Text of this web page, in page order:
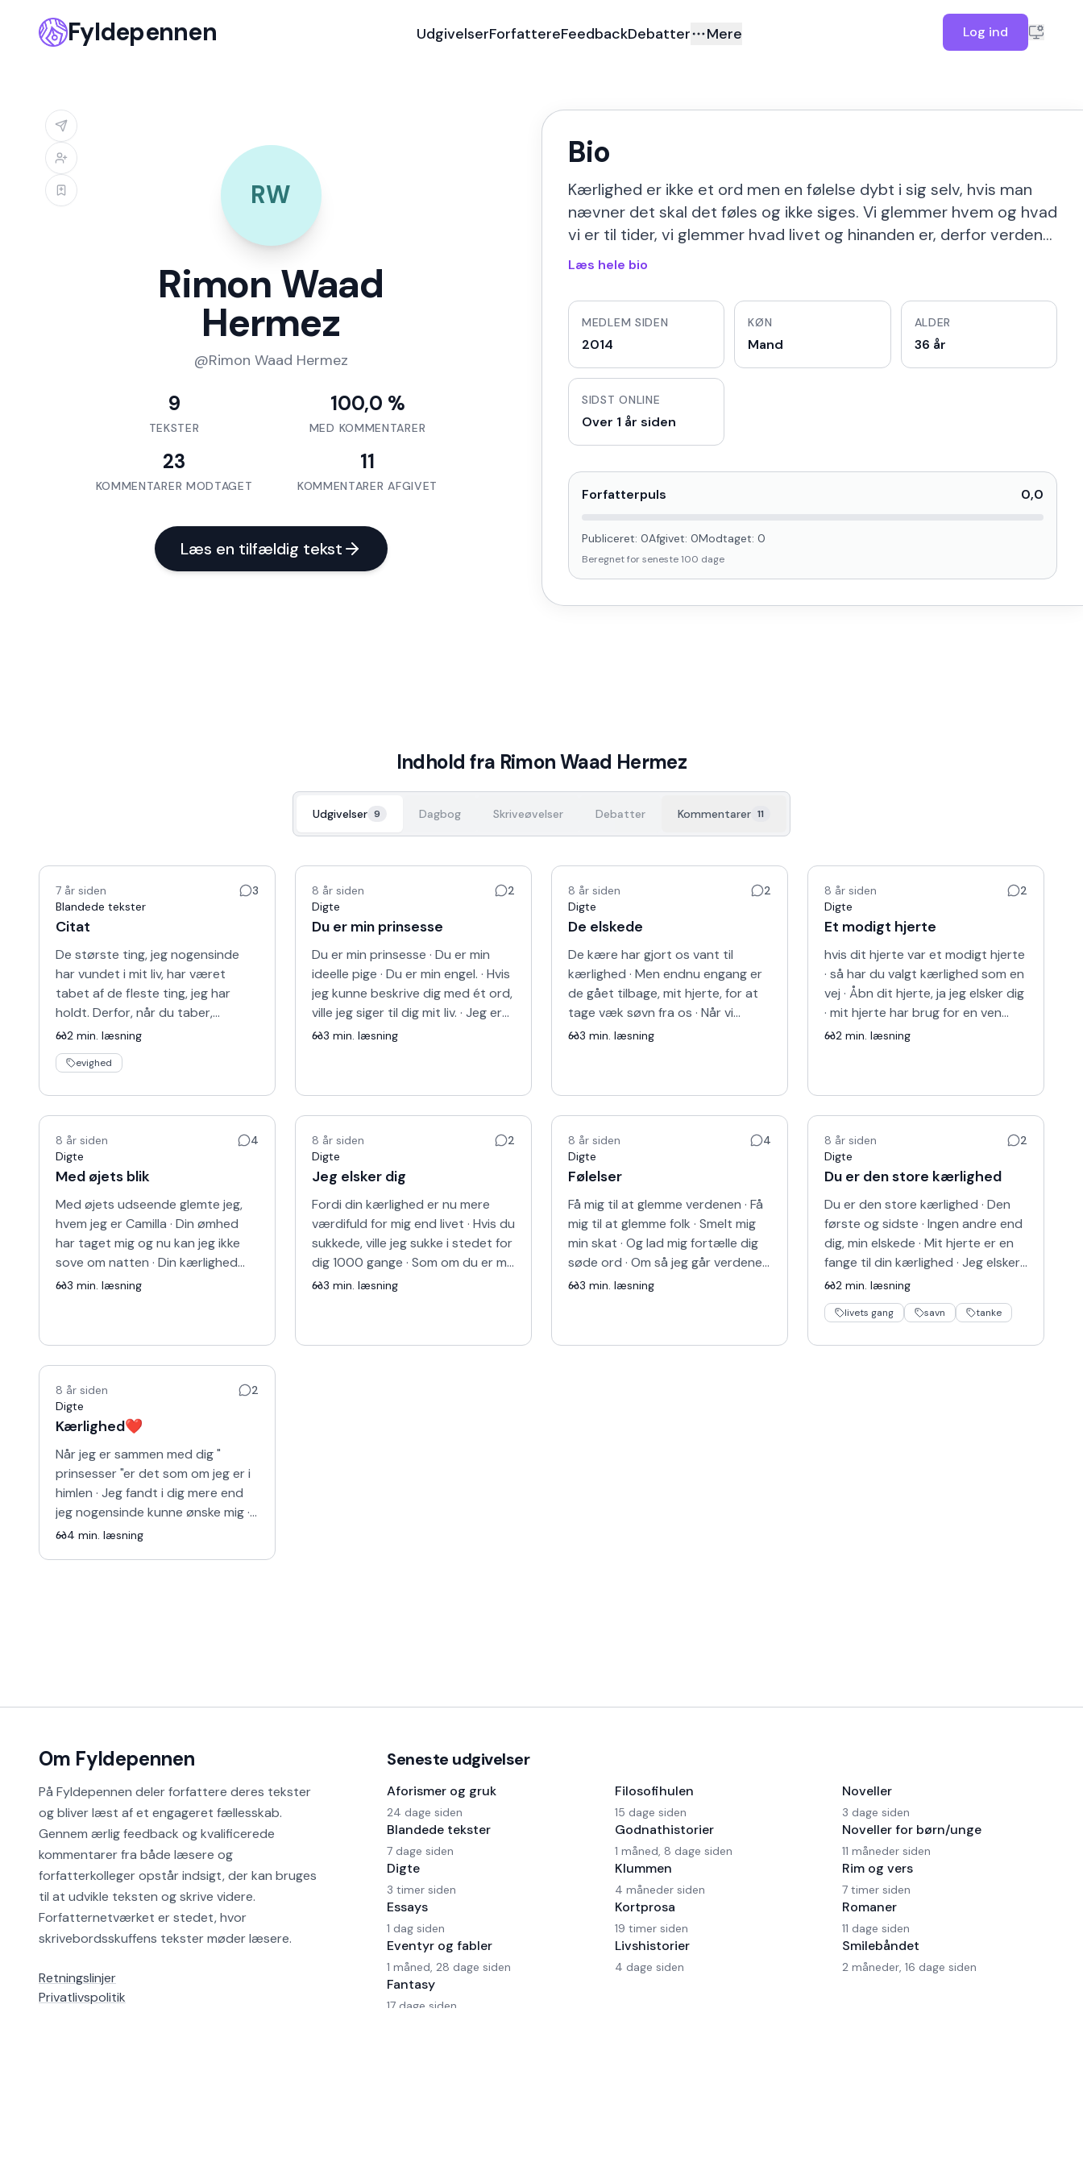
Fyldepennen UdgivelserForfattereFeedbackDebatter Mere Log ind
RW
Rimon Waad
Hermez
@Rimon Waad Hermez
9
TEKSTER
100,0 %
MED KOMMENTARER
23
KOMMENTARER MODTAGET
11
KOMMENTARER AFGIVET
Læs en tilfældig tekst
Bio
Kærlighed er ikke et ord men en følelse dybt i sig selv, hvis man
nævner det skal det føles og ikke siges. Vi glemmer hvem og hvad
vi er til tider, vi glemmer hvad livet og hinanden er, derfor verden…
Læs hele bio
MEDLEM SIDEN
2014
KØN
Mand
ALDER
36 år
SIDST ONLINE
Over 1 år siden
Forfatterpuls 0,0
Publiceret: 0Afgivet: 0Modtaget: 0
Beregnet for seneste100 dage
Indhold fra Rimon Waad Hermez
Udgivelser 9 Dagbog Skriveøvelser Debatter Kommentarer 11
7 år siden
3
Blandede tekster
Citat
De største ting, jeg nogensinde
har vundet i mit liv, har været
tabet af de fleste ting, jeg har
holdt. Derfor, når du taber,
betragter det som et forspil til en
værdifuld gevinst,…
2 min. læsning
evighed
8 år siden
2
Digte
Du er min prinsesse
Du er min prinsesse · Du er min
ideelle pige · Du er min engel. · Hvis
jeg kunne beskrive dig med ét ord,
ville jeg siger til dig mit liv. · Jeg er
den heldigste mand i verden for …
3 min. læsning
8 år siden
2
Digte
De elskede
De kære har gjort os vant til
kærlighed · Men endnu engang er
de gået tilbage, mit hjerte, for at
tage væk søvn fra os · Når vi
kommer nærmere dem, skubber
3 min. læsning
8 år siden
2
Digte
Et modigt hjerte
hvis dit hjerte var et modigt hjerte
· så har du valgt kærlighed som en
vej · Åbn dit hjerte, ja jeg elsker dig
· mit hjerte har brug for en ven
også · lad dit hjerte drømme til sl…
2 min. læsning
8 år siden
4
Digte
Med øjets blik
Med øjets udseende glemte jeg,
hvem jeg er Camilla · Din ømhed
har taget mig og nu kan jeg ikke
sove om natten · Din kærlighed
har arbejdet mig og fik mig til at
3 min. læsning
8 år siden
2
Digte
Jeg elsker dig
Fordi din kærlighed er nu mere
værdifuld for mig end livet · Hvis du
sukkede, ville jeg sukke i stedet for
dig 1000 gange · Som om du er mit
redningsvest i denne verden · Og
3 min. læsning
8 år siden
4
Digte
Følelser
mig til at glemme folk · ‏Smelt mig
min skat · ‏Og lad mig fortælle dig
søde ord · ‏Om så jeg går verdenen
rundt · ‏Om så jeg går rundt om
3 min. læsning
8 år siden
2
Digte
Du er den store kærlighed
Du er den store kærlighed · Den
første og sidste · Ingen andre end
dig, min elskede · Mit hjerte er en
fange til din kærlighed · Jeg elsker
lyset af dine øjne · Elsker dets
lidensk…
2 min. læsning
livets gang savn tanke
8 år siden
2
Digte
Kærlighed❤️
Når jeg er sammen med dig "
prinsesser "er det som om jeg er i
himlen · Jeg fandt i dig mere end
jeg nogensinde kunne ønske mig ·
Jeg lever en verden uden for
4 min. læsning
Om Fyldepennen
På Fyldepennen deler forfattere deres tekster
og bliver læst af et engageret fællesskab.
Gennem ærlig feedback og kvalificerede
kommentarer fra både læsere og
forfatterkolleger opstår indsigt, der kan bruges
til at udvikle teksten og skrive videre.
Forfatternetværket er stedet, hvor
skrivebordsskuffens tekster møder læsere.
Retningslinjer
Privatlivspolitik
Seneste udgivelser
Aforismer og gruk
24 dage siden
Blandede tekster
7 dage siden
Digte
3 timer siden
Essays
1 dag siden
Eventyr og fabler
1 måned, 28 dage siden
Fantasy
17 dage siden
Filosofihulen
15 dage siden
Godnathistorier
1 måned, 8 dage siden
Klummen
4 måneder siden
Kortprosa
19 timer siden
Livshistorier
4 dage siden
Noveller
3 dage siden
Noveller for børn/unge
11 måneder siden
Rim og vers
7 timer siden
Romaner
11 dage siden
Smilebåndet
2 måneder, 16 dage siden